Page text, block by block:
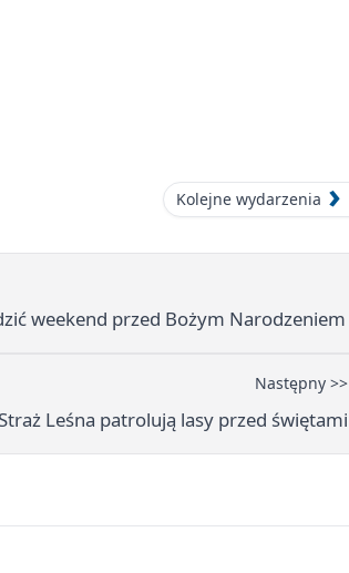
Kolejne wydarzenia
weekend przed Bożym Narodzeniem
Następny >>
Leśna patrolują lasy przed świętami